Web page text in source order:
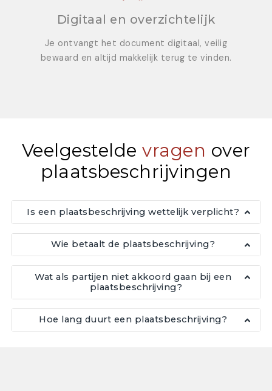
Digitaal en overzichtelijk
Je ontvangt het document digitaal, veilig
bewaard en altijd makkelijk terug te vinden.
Veelgestelde vragen over
plaatsbeschrijvingen
Is een plaatsbeschrijving wettelijk verplicht?
Wie betaalt de plaatsbeschrijving?
Wat als partijen niet akkoord gaan bij een
plaatsbeschrijving?
Hoe lang duurt een plaatsbeschrijving?